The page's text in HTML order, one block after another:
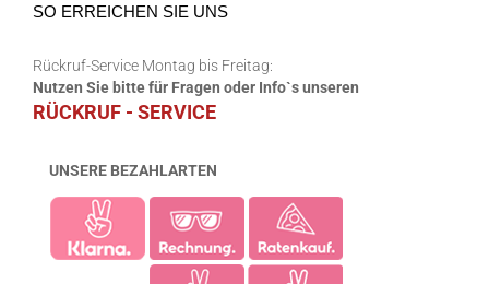
SO ERREICHEN SIE UNS
Rückruf-Service Montag bis Freitag:
Nutzen Sie bitte für Fragen oder Info`s unseren
RÜCKRUF - SERVICE
UNSERE BEZAHLARTEN